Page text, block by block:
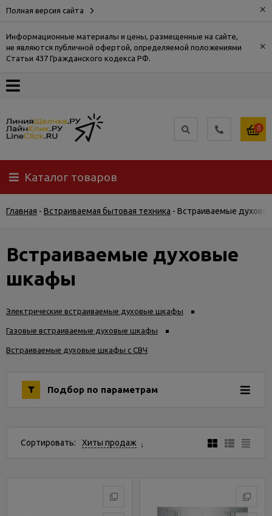
Полная версия сайта ×
Информационные материалы и цены, размещенные на сайте,
не являются публичной офертой, определяемой положениями
Статьи 437 Гражданского кодекса РФ.
×
О
Доставка
Самовывоз
Гарантия
Услуги
и
0
Каталог товаров
Главная - Встраиваемая бытовая техника - Встраиваемые
Встраиваемые духовые
шкафы
Электрические встраиваемые духовые шкафы
Газовые встраиваемые духовые шкафы
Встраиваемые духовые шкафы с СВЧ
Подбор по параметрам
Сортировать: Хиты продаж